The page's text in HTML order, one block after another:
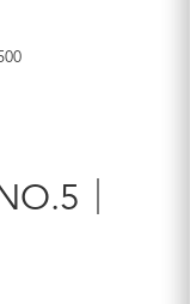
｜